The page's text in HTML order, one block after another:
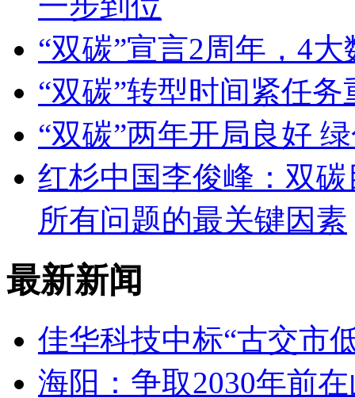
“双碳”宣言2周年，4
“双碳”转型时间紧任
“双碳”两年开局良好
红杉中国李俊峰：双
所有问题的最关键因素
最新新闻
佳华科技中标“古交市
海阳：争取2030年前